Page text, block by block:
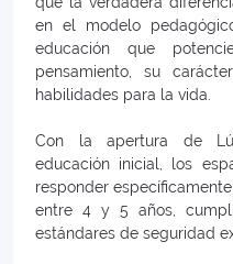
en el modelo
educación que
pensamiento, su
habilidades para la vida.
Con la apertura de
educación inicial, los
responder
entre 4 y 5 años,
estándares de seguridad